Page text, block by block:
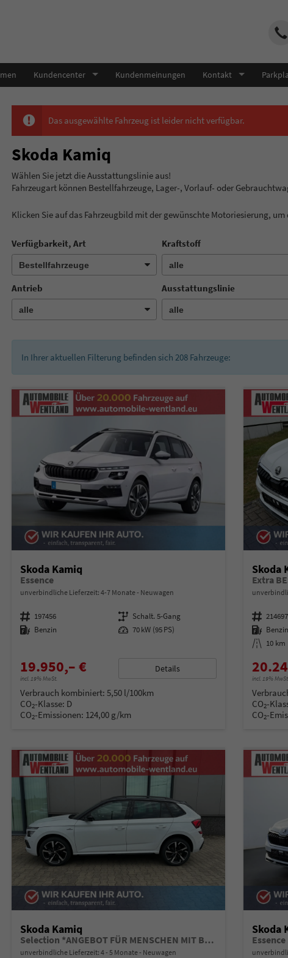
Kundencenter Kundenmeinungen Kontakt
Das ausgewählte Fahrzeug ist leider nicht verfügbar.
Skoda Kamiq
Wählen Sie jetzt die
Fahrzeugart können Bestellfahrzeuge, Lager-, Vorlauf- oder
Klicken Sie auf das Fahrzeugbild mit der gewünschte Motoriesierung,
Verfügbarkeit, Art Kraftstoff
Antrieb Ausstattungslinie
In Ihrer aktuellen Filterung befinden sich 208Fahrzeuge:
Skoda Kamiq
Essence
unverbindliche Lieferzeit: 4-7 Monate Neuwagen
Fahrzeugnummer 197456 Getriebe Schalt. 5-Gang
Kraftstoff Benzin Leistung 70 kW (95 PS)
19.950,– €
incl. 19% MwSt.
Details
Verbrauch kombiniert: 5,50 l/100km
CO2-Klasse: D
CO2-Emissionen: 124,00 g/km
Skoda
Fahrzeugnummer 214697
Kraftstoff Benzin
Kilometerstand 10 km
incl. 19% MwSt.
CO2-
CO2-
Skoda Kamiq
Selection *ANGEBOT FÜR MENSCHEN MIT BEHINDERUNG AB 50%! 1.0 TSI 95PS, Klimaanlage, Sitzheizung, Parksensoren hinten, LED-Scheinwerfer, Tempomat, Infotainment 8", Virtual Cockpit Nebelscheinwerfer, Dachreling
unverbindliche Lieferzeit: 4 - 5 Monate Neuwagen
Skoda